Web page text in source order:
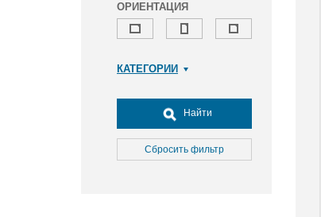
ОРИЕНТАЦИЯ
КАТЕГОРИИ
Досуг, туризм и отдых
Культура
Медицина
Найти
Сбросить фильтр